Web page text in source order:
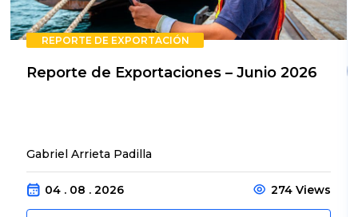
REPORTE DE EXPORTACIÓN
Reporte de Exportaciones – Junio 2026
Gabriel Arrieta Padilla
04 . 08 . 2026 274 Views